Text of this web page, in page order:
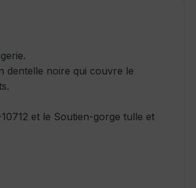
dentelle noire qui couvre le
et le Soutien-gorge tulle et